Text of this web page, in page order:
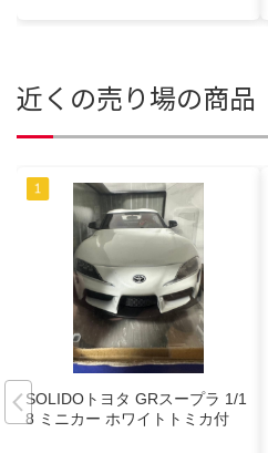
近くの売り場の商品
SOLIDOトヨタ GRスープラ 1/1
8 ミニカー ホワイトトミカ付